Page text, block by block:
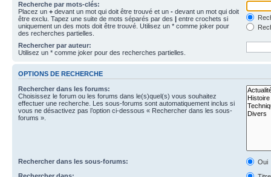
Recherche par mots-clés:
Placez un + devant un mot qui doit être trouvé et un - devant un mot qui doit
être exclu. Tapez une suite de mots séparés par des | entre crochets si
uniquement un des mots doit être trouvé. Utilisez un * comme joker pour
des recherches partielles.
Rechercher par auteur:
Utilisez un * comme joker pour des recherches partielles.
OPTIONS DE RECHERCHE
Rechercher dans les forums:
Choisissez le forum ou les forums dans le(s)quel(s) vous souhaitez
effectuer une recherche. Les sous-forums sont automatiquement inclus si
vous ne désactivez pas l’option ci-dessous « Rechercher dans les sous-
forums ».
Rechercher dans les sous-forums:
Oui